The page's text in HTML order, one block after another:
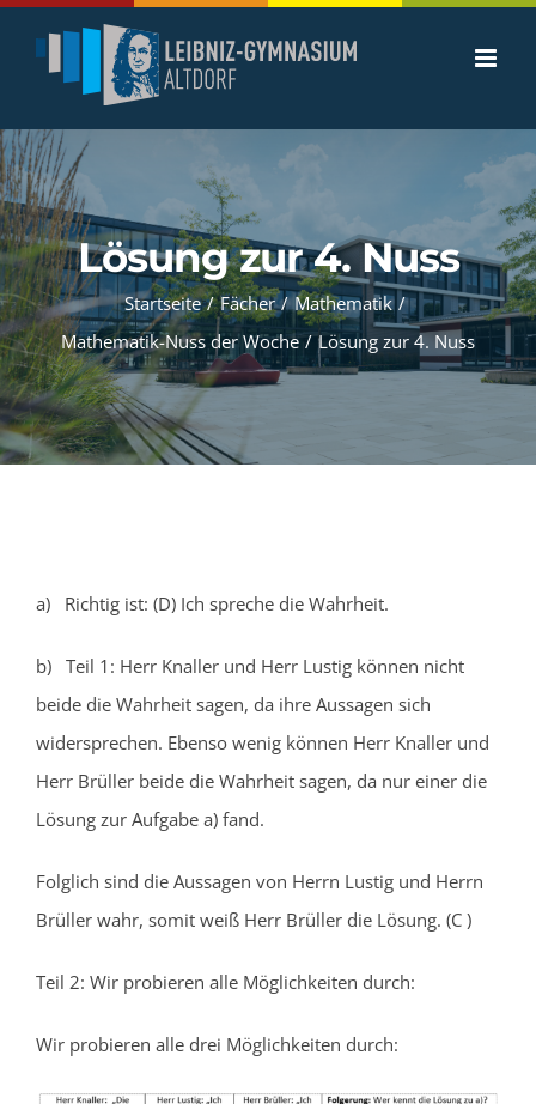
Inhalt
Lösung zur 4. Nuss
Startseite / Fächer / Mathematik /
Mathematik-Nuss der Woche / Lösung zur 4. Nuss
a) Richtig ist: (D) Ich spreche die Wahrheit.
b) Teil 1: Herr Knaller und Herr Lustig können nicht
beide die Wahrheit sagen, da ihre Aussagen sich
widersprechen. Ebenso wenig können Herr Knaller und
Herr Brüller beide die Wahrheit sagen, da nur einer die
Lösung zur Aufgabe a) fand.
Folglich sind die Aussagen von Herrn Lustig und Herrn
Brüller wahr, somit weiß Herr Brüller die Lösung. (C )
Teil 2: Wir probieren alle Möglichkeiten durch:
Wir probieren alle drei Möglichkeiten durch: